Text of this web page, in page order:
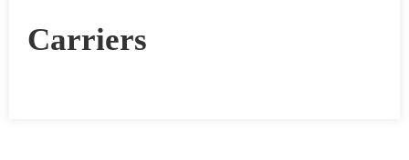
Carriers